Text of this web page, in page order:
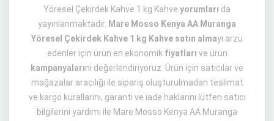
Yöresel Çekirdek Kahve 1 kg Kahve yorumları da
yayınlanmaktadır. Mare Mosso Kenya AA Muranga
Yöresel Çekirdek Kahve 1 kg Kahve satın almayı arzu
edenler için ürün en ekonomik fiyatları ve ürün
kampanyalarını değerlendiriyoruz. Ürün için satıcılar ve
mağazalar aracılığı ile sipariş oluşturulmadan teslimat
ve kargo kurallarını, garanti ve iade haklarını lütfen satıcı
bilgilerini yardımı ile Mare Mosso Kenya AA Muranga